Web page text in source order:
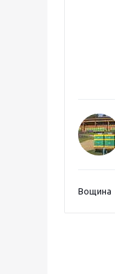
Вощина